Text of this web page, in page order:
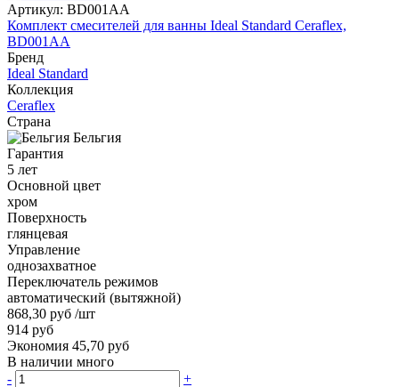
Артикул: BD001AA
Комплект смесителей для ванны Ideal Standard Ceraflex,
BD001AA
Бренд
Ideal Standard
Коллекция
Ceraflex
Страна
Бельгия
Гарантия
5 лет
Основной цвет
хром
Поверхность
глянцевая
Управление
однозахватное
Переключатель режимов
автоматический (вытяжной)
868,30 руб /шт
914 руб
Экономия 45,70 руб
В наличии много
-
+